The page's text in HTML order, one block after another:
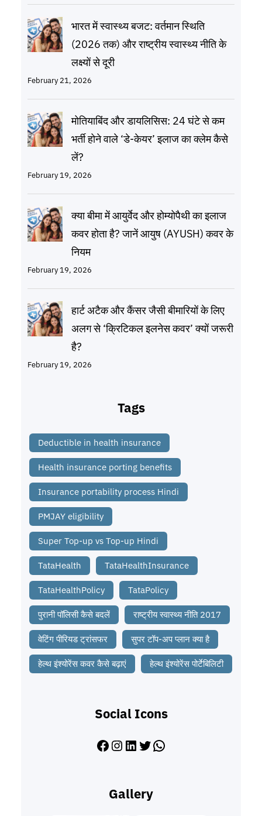
भारत में स्वास्थ्य बजट: वर्तमान स्थिति
(2026 तक) और राष्ट्रीय स्वास्थ्य नीति के
लक्ष्यों से दूरी
February 21, 2026
मोतियाबिंद और डायलिसिस: 24 घंटे से कम
भर्ती होने वाले ‘डे-केयर’ इलाज का क्लेम कैसे
लें?
February 19, 2026
क्या बीमा में आयुर्वेद और होम्योपैथी का इलाज
कवर होता है? जानें आयुष (AYUSH) कवर के
नियम
February 19, 2026
हार्ट अटैक और कैंसर जैसी बीमारियों के लिए
अलग से ‘क्रिटिकल इलनेस कवर’ क्यों जरूरी
है?
February 19, 2026
Tags
Deductible in health insurance
Health insurance porting benefits
Insurance portability process Hindi
PMJAY eligibility
Super Top-up vs Top-up Hindi
TataHealth TataHealthInsurance
TataHealthPolicy TataPolicy
पुरानी पॉलिसी कैसे बदलें राष्ट्रीय स्वास्थ्य नीति 2017
वेटिंग पीरियड ट्रांसफर सुपर टॉप-अप प्लान क्या है
हेल्थ इंश्योरेंस कवर कैसे बढ़ाएं हेल्थ इंश्योरेंस पोर्टेबिलिटी
Social Icons
Facebook Instagram LinkedIn Twitter WhatsApp
Gallery